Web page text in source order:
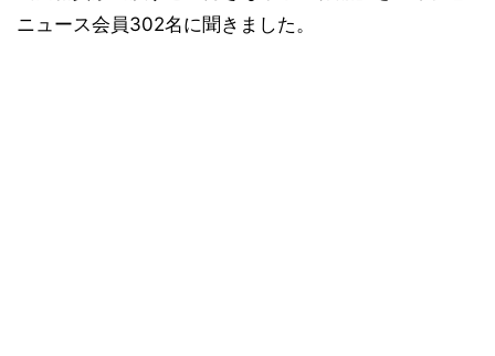
ニュース会員302名に聞きました。